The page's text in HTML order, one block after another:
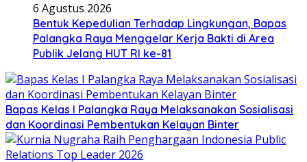
6 Agustus 2026
Bentuk Kepedulian Terhadap Lingkungan, Bapas
Palangka Raya Menggelar Kerja Bakti di Area
Publik Jelang HUT RI ke-81
Bapas Kelas I Palangka Raya Melaksanakan Sosialisasi
dan Koordinasi Pembentukan Kelayan Binter